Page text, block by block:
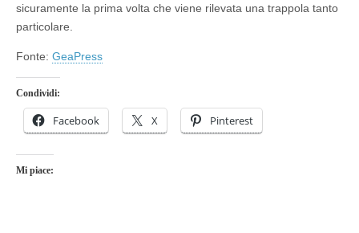
sicuramente la prima volta che viene rilevata una trappola tanto
particolare.
Fonte: GeaPress
Condividi:
Facebook X Pinterest
Mi piace: